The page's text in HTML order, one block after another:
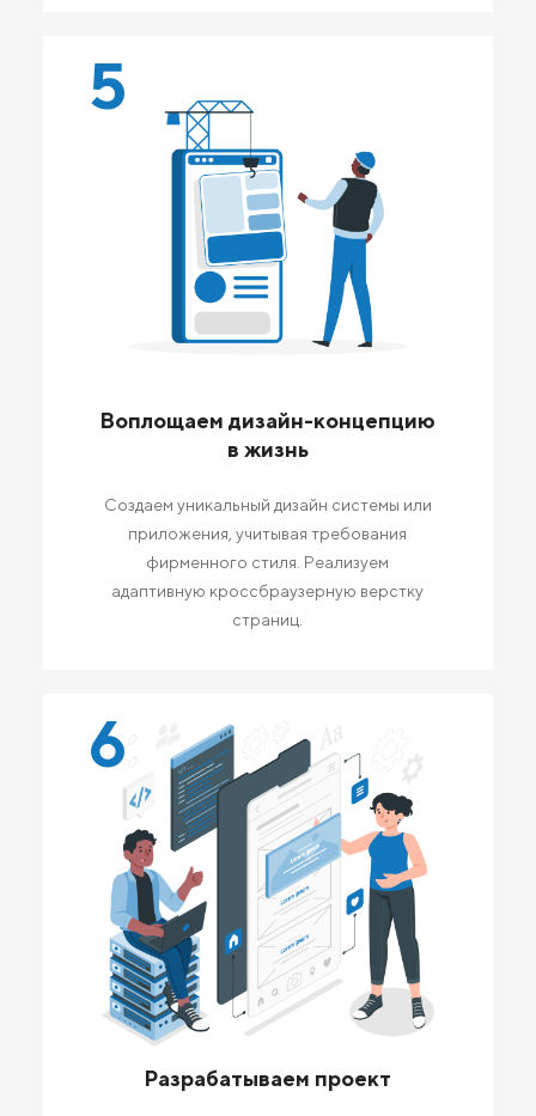
5
Воплощаем дизайн-концепцию
в жизнь
Создаем уникальный дизайн системы или
приложения, учитывая требования
фирменного стиля. Реализуем
адаптивную кроссбраузерную верстку
страниц.
6
Разрабатываем проект